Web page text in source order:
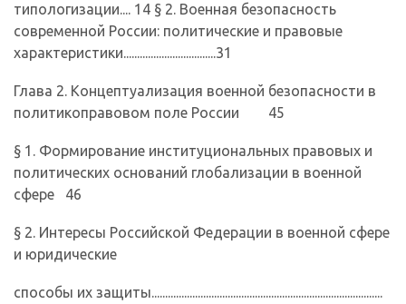
типологизации.... 14 § 2. Военная безопасность
современной России: политические и право­вые
характеристики..................................31
Глава 2. Концептуализация военной безопасности в
политико­правовом поле России 45
§ 1. Формирование институциональных правовых и
политических осно­ваний глобализации в военной
сфере 46
§ 2. Интересы Российской Федерации в военной сфере
и юридические
способы их защиты.....................................................................................